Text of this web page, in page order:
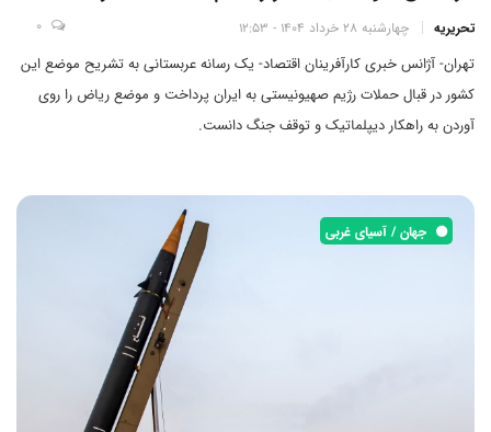
تحریریه چهارشنبه 28 خرداد 1404 - 12:53 0
تهران- آژانس خبری کارآفرینان اقتصاد- یک رسانه عربستانی به تشریح موضع این
کشور در قبال حملات رژیم صهیونیستی به ایران پرداخت و موضع ریاض را روی
آوردن به راهکار دیپلماتیک و توقف جنگ دانست.
جهان / آسیای غربی